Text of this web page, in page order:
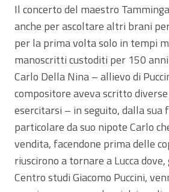
Il concerto del maestro
anche per ascoltare altri brani
per la prima volta solo in tempi
manoscritti custoditi per 150
Carlo Della Nina – allievo di
compositore aveva scritto
esercitarsi – in seguito, dalla sua
particolare da suo nipote Carlo
vendita, facendone prima delle
riuscirono a tornare a Lucca
Centro studi Giacomo Puccini,